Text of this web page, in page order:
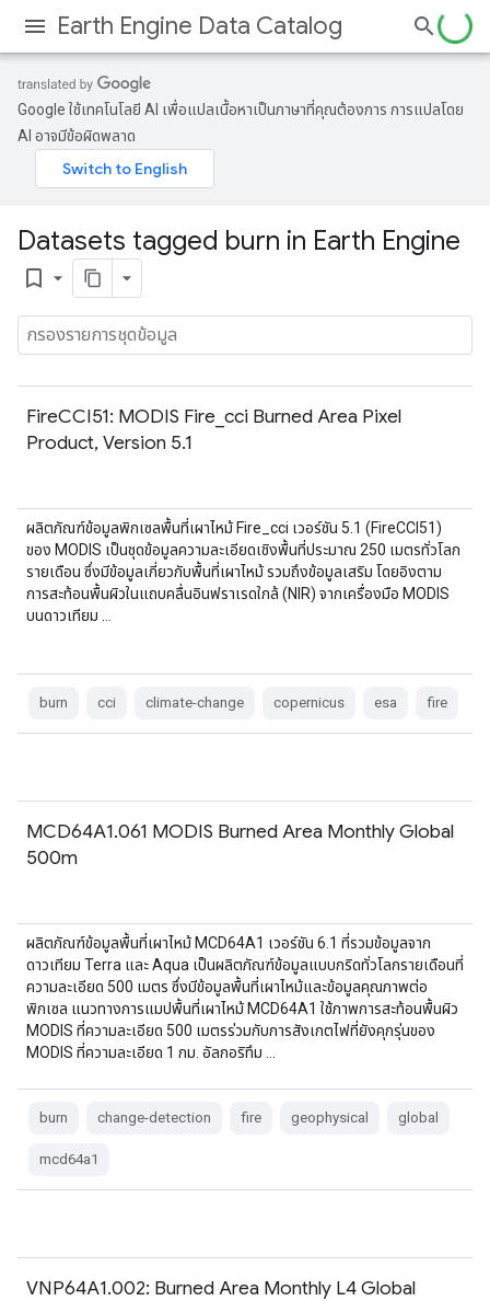
Earth Engine Data Catalog
Google ใช้เทคโนโลยี AI เพื่อแปลเนื้อหาเป็นภาษาที่คุณต้องการ การแปลโดย
AI อาจมีข้อผิดพลาด
Datasets tagged burn in Earth Engine
bookmark_border
FireCCI51: MODIS Fire_cci Burned Area Pixel
Product, Version 5.1
ผลิตภัณฑ์ข้อมูลพิกเซลพื้นที่เผาไหม้ Fire_cci เวอร์ชัน 5.1 (FireCCI51)
ของ MODIS เป็นชุดข้อมูลความละเอียดเชิงพื้นที่ประมาณ 250 เมตรทั่วโลก
รายเดือน ซึ่งมีข้อมูลเกี่ยวกับพื้นที่เผาไหม้ รวมถึงข้อมูลเสริม โดยอิงตาม
การสะท้อนพื้นผิวในแถบคลื่นอินฟราเรดใกล้ (NIR) จากเครื่องมือ MODIS
บนดาวเทียม …
burn cci climate-change copernicus esa fire
MCD64A1.061 MODIS Burned Area Monthly Global
500m
ผลิตภัณฑ์ข้อมูลพื้นที่เผาไหม้ MCD64A1 เวอร์ชัน 6.1 ที่รวมข้อมูลจาก
ดาวเทียม Terra และ Aqua เป็นผลิตภัณฑ์ข้อมูลแบบกริดทั่วโลกรายเดือนที่
ความละเอียด 500 เมตร ซึ่งมีข้อมูลพื้นที่เผาไหม้และข้อมูลคุณภาพต่อ
พิกเซล แนวทางการแมปพื้นที่เผาไหม้ MCD64A1 ใช้ภาพการสะท้อนพื้นผิว
MODIS ที่ความละเอียด 500 เมตรร่วมกับการสังเกตไฟที่ยังคุกรุ่นของ
MODIS ที่ความละเอียด 1 กม. อัลกอริทึม …
burn change-detection fire geophysical global
mcd64a1
VNP64A1.002: Burned Area Monthly L4 Global